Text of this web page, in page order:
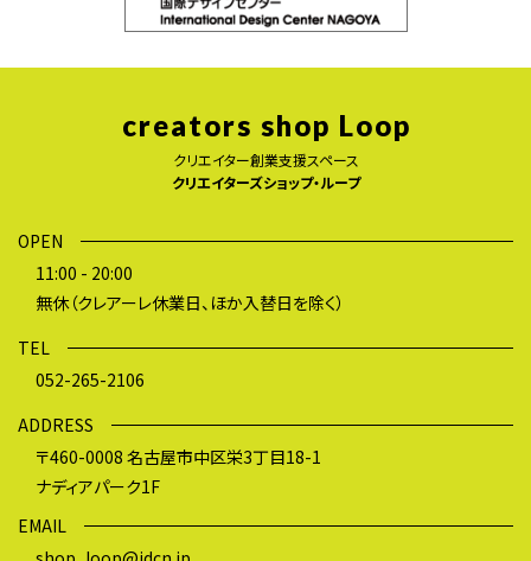
creators shop Loop
クリエイター創業支援スペース
クリエイターズショップ・ループ
OPEN
11:00 - 20:00
無休（クレアーレ休業日、ほか入替日を除く）
TEL
052-265-2106
ADDRESS
〒460-0008 名古屋市中区栄3丁目18-1
ナディアパーク1F
EMAIL